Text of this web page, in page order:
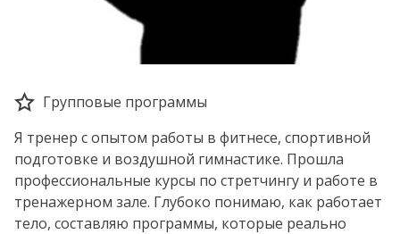
Групповые программы
Я тренер с опытом работы в фитнесе, спортивной
подготовке и воздушной гимнастике. Прошла
профессиональные курсы по стретчингу и работе в
тренажерном зале. Глубоко понимаю, как работает
тело, составляю программы, которые реально